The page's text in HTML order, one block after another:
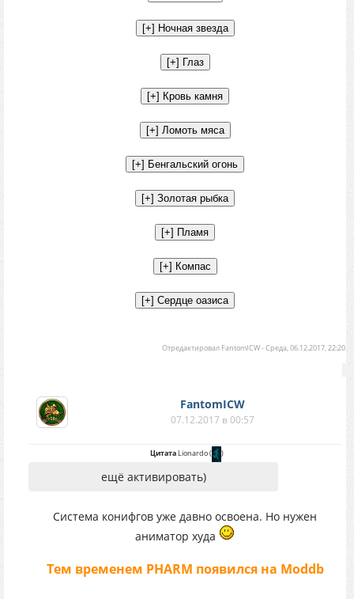
Отредактировал FantomICW-Среда, 06.12.2017, 22:20
FantomICW
07.12.2017 в 00:57
ЦитатаLionardo( )
ещё активировать)
Система конифгов уже давно освоена. Но нужен
аниматор худа
Тем временем PHARM появился на Moddb